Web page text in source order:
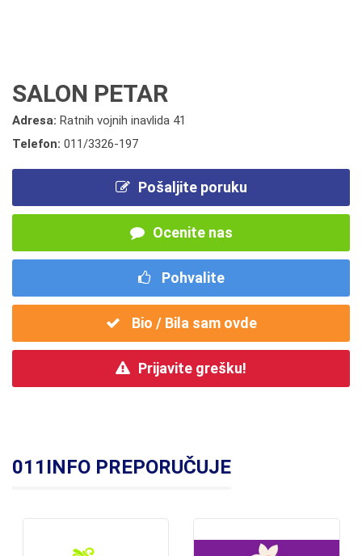
SALON PETAR
Adresa: Ratnih vojnih inavlida 41
Telefon: 011/3326-197
Pošaljite poruku
Ocenite nas
Pohvalite
Bio / Bila sam ovde
Prijavite grešku!
011INFO PREPORUČUJE